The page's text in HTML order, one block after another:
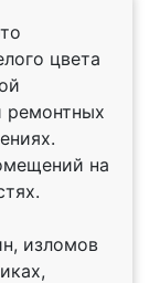
цвета
ремонтных
на
изломов